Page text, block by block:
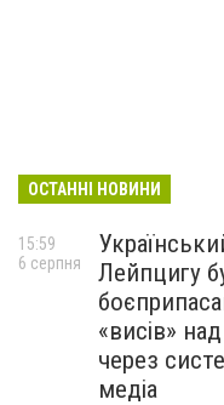
ОСТАННІ НОВИНИ
Лейпцигу
«висів»
через
медіа
15:59
6 серпня